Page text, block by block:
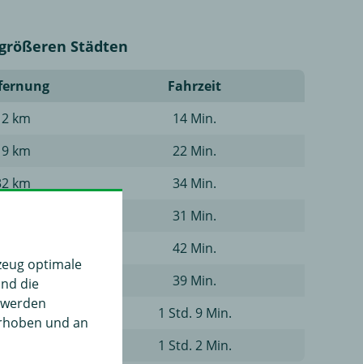
Städten
Fahrzeit
km
14 Min.
km
22 Min.
km
34 Min.
31 Min.
42 Min.
km
39 Min.
73 km
1 Std. 9 Min.
1 Std. 2 Min.
optimale
die
und an